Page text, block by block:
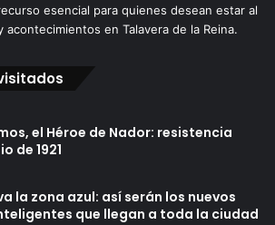
esencial para quienes desean estar al
acontecimientos en Talavera de la Reina.
el Héroe de Nador: resistencia
de 1921
la zona azul: así serán los nuevos
que llegan a toda la ciudad